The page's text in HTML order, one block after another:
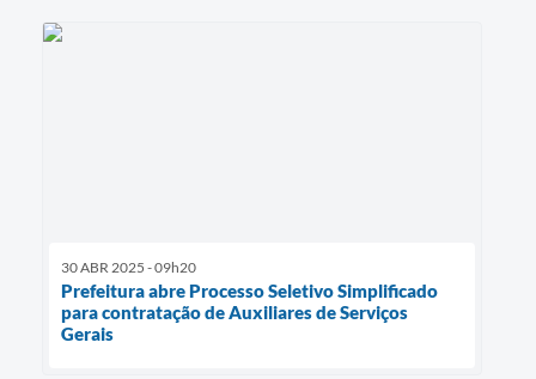
30 ABR 2025 - 09h20
Prefeitura abre Processo Seletivo Simplificado
para contratação de Auxiliares de Serviços
Gerais